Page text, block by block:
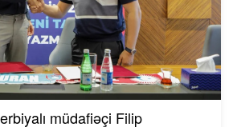
müdafiəçi Filip